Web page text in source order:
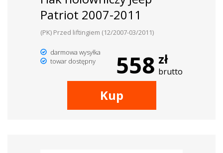
Patriot 2007-2011
(PK) Przed liftingiem (12/2007-03/2011)
darmowa wysyłka
towar dostępny
558 zł
brutto
Kup